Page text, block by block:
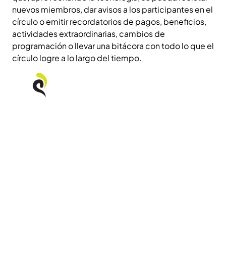
nuevos miembros, dar avisos a los participantes en el
círculo o emitir recordatorios de pagos, beneficios,
actividades extraordinarias, cambios de
programación o llevar una bitácora con todo lo que el
círculo logre a lo largo del tiempo.